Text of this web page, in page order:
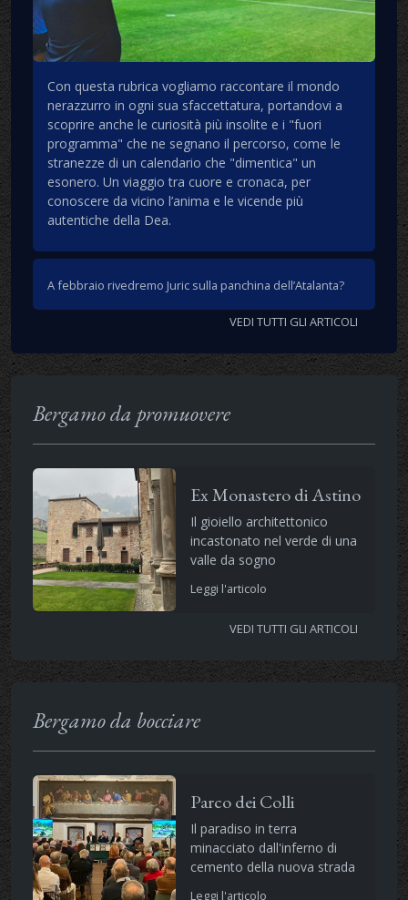
Con questa rubrica vogliamo raccontare il mondo
nerazzurro in ogni sua sfaccettatura, portandovi a
scoprire anche le curiosità più insolite e i "fuori
programma" che ne segnano il percorso, come le
stranezze di un calendario che "dimentica" un
esonero. Un viaggio tra cuore e cronaca, per
conoscere da vicino l’anima e le vicende più
autentiche della Dea.
A febbraio rivedremo Juric sulla panchina dell’Atalanta?
VEDI TUTTI GLI ARTICOLI
Bergamo da promuovere
Ex Monastero di Astino
Il gioiello architettonico
incastonato nel verde di una
valle da sogno
Leggi l'articolo
VEDI TUTTI GLI ARTICOLI
Bergamo da bocciare
Parco dei Colli
Il paradiso in terra
minacciato dall'inferno di
cemento della nuova strada
Leggi l'articolo